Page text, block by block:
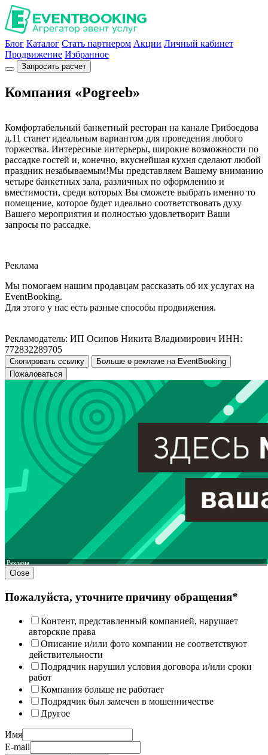
Блог Каталог Стать партнером Акции Личный кабинет
Продвижение Избранное
Запросить расчет
Компания «Pogreeb»
Комфортабельный банкетный ресторан на канале Грибоедова
д.11 станет идеальным вариантом для проведения любого
торжества. Интересные интерьеры, широкие возможности по
рассадке гостей и, конечно, вкуснейшая кухня сделают любой
праздник незабываемым!Мы представляем Вашему вниманию
четыре банкетных зала, различных по оформлению и
вместимости, среди которых Вы сможете выбрать именно то
помещение, которое будет идеально соответствовать духу
Вашего мероприятия и полностью удовлетворит Ваши
запросы по рассадке.
Реклама
Мы помогаем нашим продавцам рассказать об их услугах на
EventBooking.
Для этого у нас есть разные способы продвижения.
Рекламодатель: ИП Осипов Никита Владимирович ИНН:
772832289705
Скопировать ссылку
Больше о рекламе на EventBooking
Пожаловаться
Реклама
Close
Пожалуйста, уточните причину обращения*
Контент, представленный компанией, нарушает
авторские права
Описание и/или фото компании не соответствуют
действительности
Подрядчик нарушил условия договора и/или сроки
работ
Компания больше не работает
Подрядчик был замечен в мошенничестве
Другое
Имя
E-mail